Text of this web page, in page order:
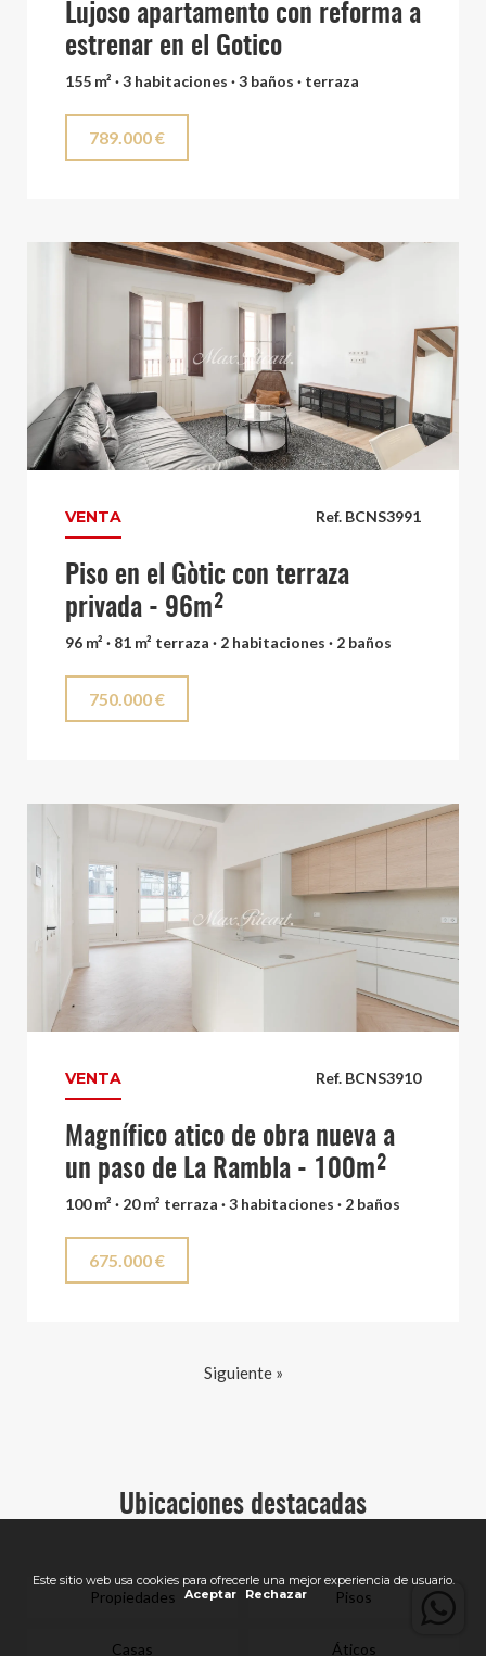
Lujoso apartamento con reforma a
estrenar en el Gotico
155 m² · 3 habitaciones · 3 baños · terraza
789.000 €
Ref. BCNS3991
VENTA
Piso en el Gòtic con terraza
privada - 96m²
96 m² · 81 m² terraza · 2 habitaciones · 2 baños
750.000 €
Ref. BCNS3910
VENTA
Magnífico atico de obra nueva a
un paso de La Rambla - 100m²
100 m² · 20 m² terraza · 3 habitaciones · 2 baños
675.000 €
Siguiente »
Ubicaciones destacadas
Propiedades Pisos
Casas Áticos